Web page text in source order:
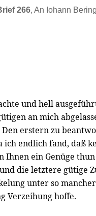
266, An Iohann
und hell
an mich
Den erstern zu
ich endlich fand, daß
Ihnen ein Genüge
die letztere gütige
unter so
Verzeihung hoffe.